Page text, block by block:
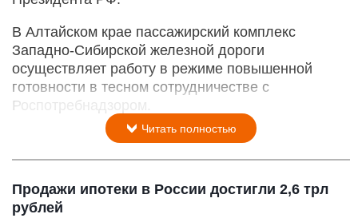
Работа алтайских железнодорожников в сложных эпидемиологических условиях.
Анна Зайкова
16 апреля 2020 в 10:00
Железнодорожные предприятия, как непрерывно
действующие организации, продолжают работу в
Президента РФ.